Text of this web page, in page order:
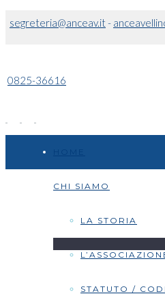
segreteria@anceav.it-
0825-36616
CHI SIAMO
LA STORIA
STATUTO /